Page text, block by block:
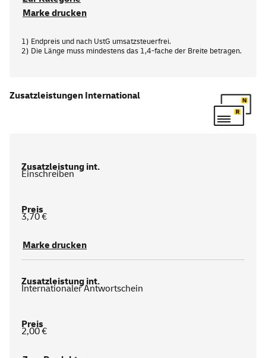
Marke drucken
1) Endpreis und nach UstG umsatzsteuerfrei.
2) Die Länge muss mindestens das 1,4-fache der Breite betragen.
Zusatzleistungen International
Einschreiben
3,70 €
Marke drucken
Internationaler Antwortschein
2,00 €